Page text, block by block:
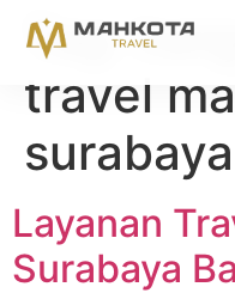
Tag:
travel
Layanan
Surabaya